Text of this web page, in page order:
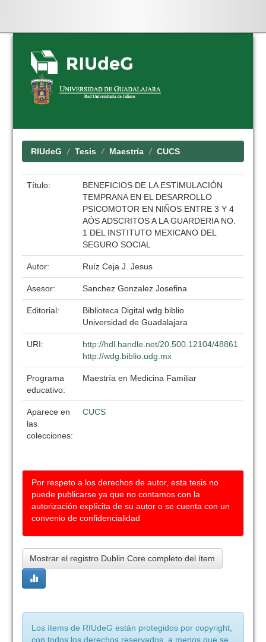
Skip
navigation
RIUdeG Tesis Maestría CUCS
Título:
BENEFICIOS DE LA ESTIMULACIÓN
TEMPRANA EN EL DESARROLLO
PSICOMOTOR EN NIÑOS ENTRE 3 Y 4
AÓS ADSCRITOS A LA GUARDERIA NO.
1 DEL INSTITUTO MEXICANO DEL
SEGURO SOCIAL
Autor: Ruíz Ceja J. Jesus
Asesor: Sanchez Gonzalez Josefina
Editorial:
Biblioteca Digital wdg.biblio
Universidad de Guadalajara
URI:
http://hdl.handle.net/20.500.12104/48861
http://wdg.biblio.udg.mx
Programa
educativo:
Maestría en Medicina Familiar
Aparece en
las
colecciones:
CUCS
Por respeto a los derechos de autor, esta tesis no
puede publicarse ya que no contamos con la
autorización explícita de su autor o se cuenta con un
convenio de confidencialidad
Mostrar el registro Dublin Core completo del ítem
Los ítems de RIUdeG están protegidos por copyright,
con todos los derechos reservados, a menos que se